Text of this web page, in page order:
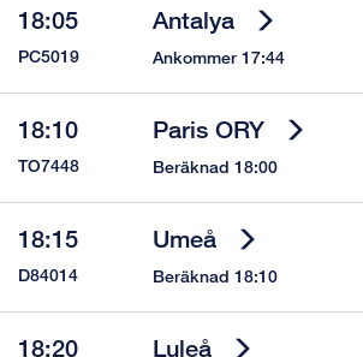
18:05 Antalya
PC5019 Ankommer 17:44
18:10 Paris ORY
TO7448 Beräknad 18:00
18:15 Umeå
D84014 Beräknad 18:10
18:20 Luleå